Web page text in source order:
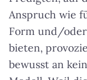
Anspruch wie
Form und/
bieten,
bewusst an